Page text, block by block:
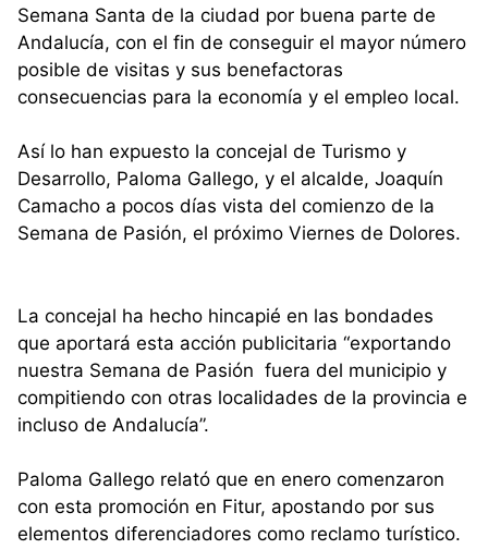
Semana Santa de la ciudad por buena parte de
Andalucía, con el fin de conseguir el mayor número
posible de visitas y sus benefactoras
consecuencias para la economía y el empleo local.
Así lo han expuesto la concejal de Turismo y
Desarrollo, Paloma Gallego, y el alcalde, Joaquín
Camacho a pocos días vista del comienzo de la
Semana de Pasión, el próximo Viernes de Dolores.
La concejal ha hecho hincapié en las bondades
que aportará esta acción publicitaria “exportando
nuestra Semana de Pasión fuera del municipio y
compitiendo con otras localidades de la provincia e
incluso de Andalucía”.
Paloma Gallego relató que en enero comenzaron
con esta promoción en Fitur, apostando por sus
elementos diferenciadores como reclamo turístico.